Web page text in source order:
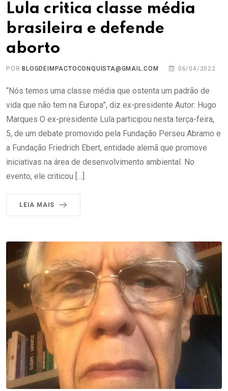
Lula critica classe média
brasileira e defende
aborto
PORBLOGDEIMPACTOCONQUISTA@GMAIL.COM 06/04/2022
“Nós temos uma classe média que ostenta um padrão de
vida que não tem na Europa”, diz ex-presidente Autor: Hugo
Marques O ex-presidente Lula participou nesta terça-feira,
5, de um debate promovido pela Fundação Perseu Abramo e
a Fundação Friedrich Ebert, entidade alemã que promove
iniciativas na área de desenvolvimento ambiental. No
evento, ele criticou […]
LEIA MAIS